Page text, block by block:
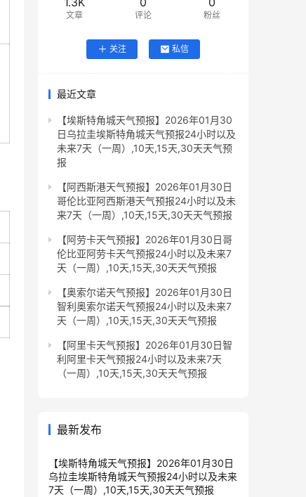
文章 评论 粉丝
关注 私信
最近文章
【埃斯特角城天气预报】2026年01月30
日乌拉圭埃斯特角城天气预报24小时以及
未来7天（一周）,10天,15天,30天天气预
报
【阿西斯港天气预报】2026年01月30日
哥伦比亚阿西斯港天气预报24小时以及未
来7天（一周）,10天,15天,30天天气预报
【阿劳卡天气预报】2026年01月30日哥
伦比亚阿劳卡天气预报24小时以及未来7
天（一周）,10天,15天,30天天气预报
【奥索尔诺天气预报】2026年01月30日
智利奥索尔诺天气预报24小时以及未来7
天（一周）,10天,15天,30天天气预报
【阿里卡天气预报】2026年01月30日智
利阿里卡天气预报24小时以及未来7天
（一周）,10天,15天,30天天气预报
最新发布
【埃斯特角城天气预报】2026年01月30日
乌拉圭埃斯特角城天气预报24小时以及未来
7天（一周）,10天,15天,30天天气预报